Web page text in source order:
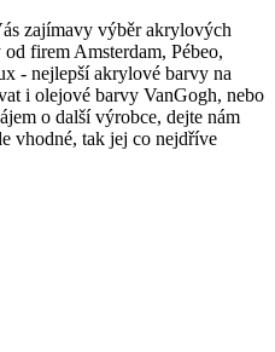
zajímavy výběr akrylových
firem Amsterdam, Pébeo,
- nejlepší akrylové barvy na
i olejové barvy VanGogh, nebo
o další výrobce, dejte nám
vhodné, tak jej co nejdříve